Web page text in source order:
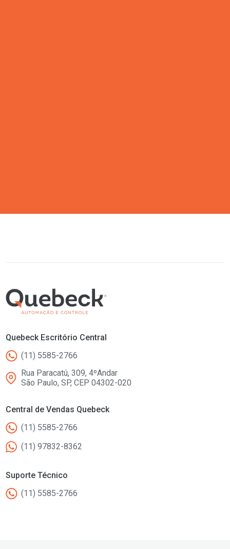
Quebeck Escritório Central
(11) 5585-2766
Rua Paracatú, 309, 4ºAndar
São Paulo, SP, CEP 04302-020
Central de Vendas Quebeck
(11) 5585-2766
(11) 97832-8362
Suporte Técnico
(11) 5585-2766